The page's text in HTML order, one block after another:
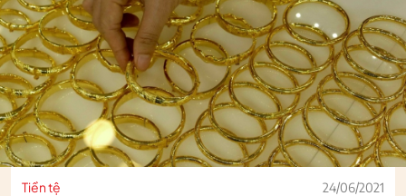
Tiền tệ 24/06/2021